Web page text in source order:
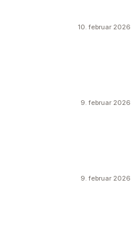
10. februar 2026
9. februar 2026
9. februar 2026